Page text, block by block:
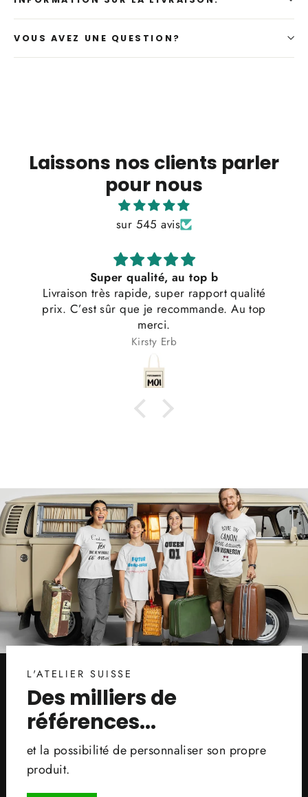
VOUS AVEZ UNE QUESTION?
Laissons nos clients parler
pour nous
sur 545 avis
Super qualité, au top b
Livraison très rapide, super rapport qualité
prix. C’est sûr que je recommande. Au top
merci.
Kirsty Erb
L'ATELIER SUISSE
Des milliers de
références...
et la possibilité de personnaliser son propre
produit.